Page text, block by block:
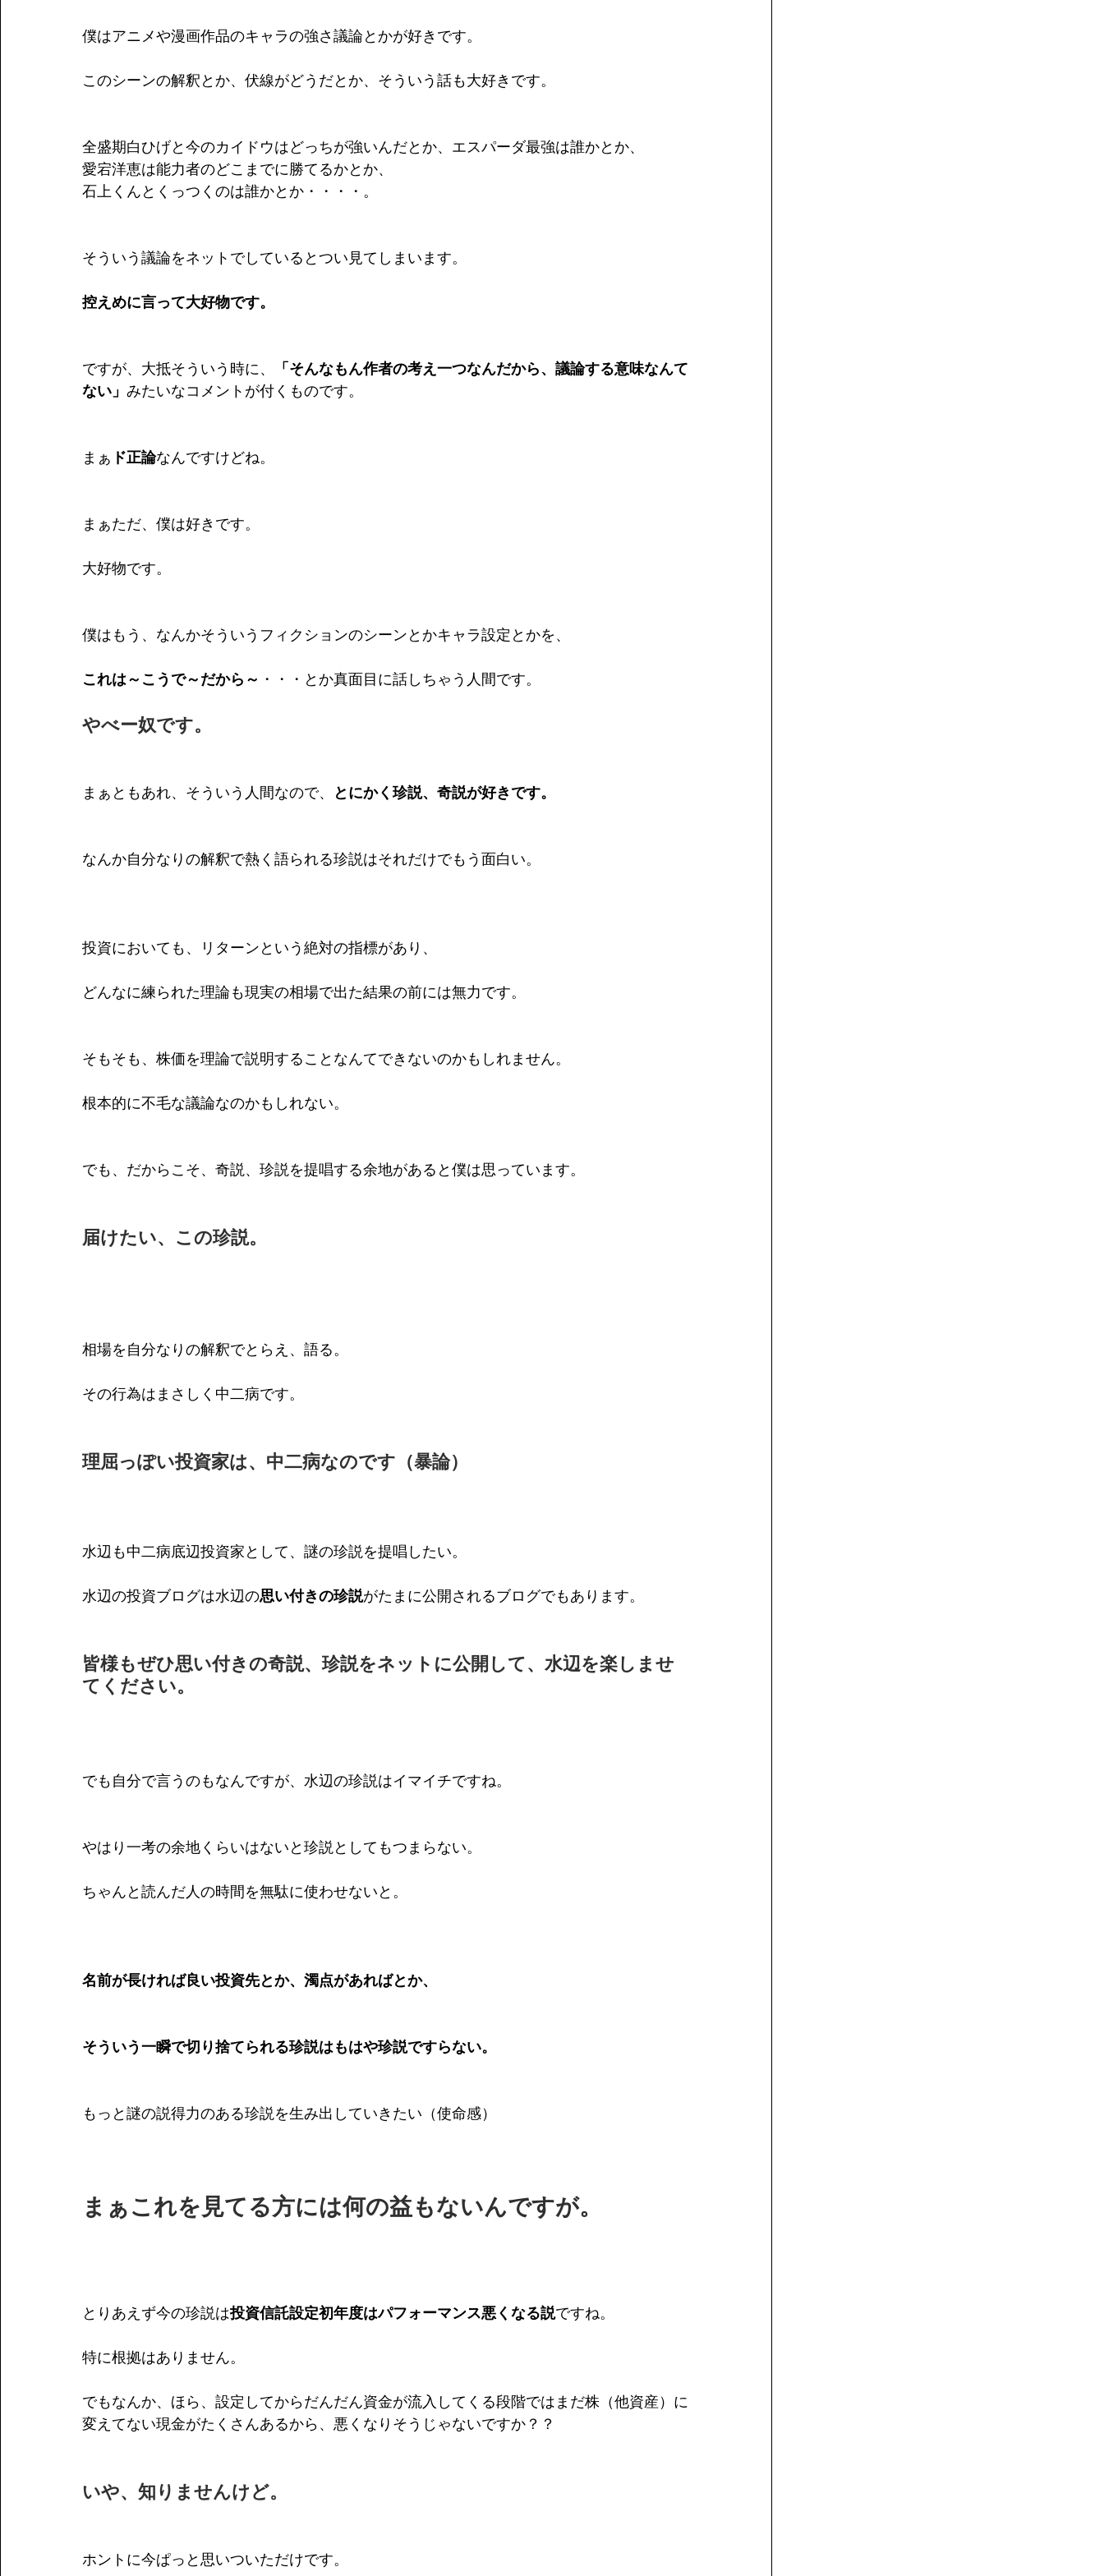
僕はアニメや漫画作品のキャラの強さ議論とかが好きです。
このシーンの解釈とか、伏線がどうだとか、そういう話も大好きです。
全盛期白ひげと今のカイドウはどっちが強いんだとか、エスパーダ最強は誰かとか、
愛宕洋恵は能力者のどこまでに勝てるかとか、
石上くんとくっつくのは誰かとか・・・・。
そういう議論をネットでしているとつい見てしまいます。
控えめに言って大好物です。
ですが、大抵そういう時に、
「そんなもん作者の考え一つなんだから、議論する意味なんて
ない」 みたいなコメントが付くものです。
まぁ ド正論なんですけどね。
まぁただ、僕は好きです。
大好物です。
僕はもう、なんかそういうフィクションのシーンとかキャラ設定とかを、
これは～こうで～だから～ ・・・とか真面目に話しちゃう人間です。
やべー奴です。
まぁともあれ、そういう人間なので、 とにかく珍説、奇説が好きです。
なんか自分なりの解釈で熱く語られる珍説はそれだけでもう面白い。
投資においても、リターンという絶対の指標があり、
どんなに練られた理論も現実の相場で出た結果の前には無力です。
そもそも、株価を理論で説明することなんてできないのかもしれません。
根本的に不毛な議論なのかもしれない。
でも、だからこそ、奇説、珍説を提唱する余地があると僕は思っています。
届けたい、この珍説。
相場を自分なりの解釈でとらえ、語る。
その行為はまさしく中二病です。
理屈っぽい投資家は、中二病なのです（暴論）
水辺も中二病底辺投資家として、謎の珍説を提唱したい。
水辺の投資ブログは水辺の思い付きの珍説がたまに公開されるブログでもあります。
皆様もぜひ思い付きの奇説、珍説をネットに公開して、水辺を楽しませ
てください。
でも自分で言うのもなんですが、水辺の珍説はイマイチですね。
やはり一考の余地くらいはないと珍説としてもつまらない。
ちゃんと読んだ人の時間を無駄に使わせないと。
名前が長ければ良い投資先とか、濁点があればとか、
そういう一瞬で切り捨てられる珍説はもはや珍説ですらない。
もっと謎の説得力のある珍説を生み出していきたい（使命感）
まぁこれを見てる方には何の益もないんですが。
とりあえず今の珍説は投資信託設定初年度はパフォーマンス悪くなる説ですね。
特に根拠はありません。
でもなんか、ほら、設定してからだんだん資金が流入してくる段階ではまだ株（他資産）に
変えてない現金がたくさんあるから、悪くなりそうじゃないですか？？
いや、知りませんけど。
ホントに今ぱっと思いついただけです。